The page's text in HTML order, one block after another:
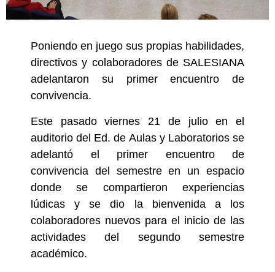
Poniendo en juego sus propias habilidades,
directivos y colaboradores de SALESIANA
adelantaron su primer encuentro de
convivencia.
Este pasado viernes 21 de julio en el
auditorio del Ed. de Aulas y Laboratorios se
adelantó el primer encuentro de
convivencia del semestre en un espacio
donde se compartieron experiencias
lúdicas y se dio la bienvenida a los
colaboradores nuevos para el inicio de las
actividades del segundo semestre
académico.